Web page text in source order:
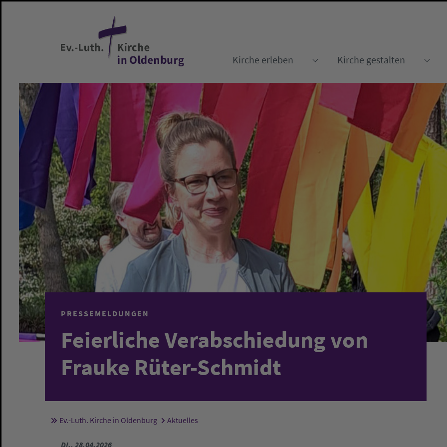
Kirche erleben
Kirche gestalten
PRESSEMELDUNGEN
Feierliche Verabschiedung von
Frauke Rüter-Schmidt
Sie sind hier:
Ev.-Luth. Kirche in Oldenburg Aktuelles
DI., 28.04.2026